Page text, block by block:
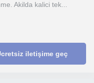
Akilda kalici tek...
iletişime geç